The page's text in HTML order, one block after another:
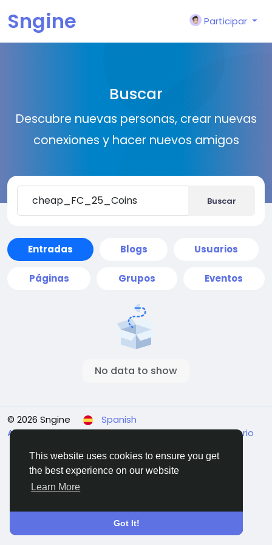
This website uses cookies to ensure you get
the best experience on our website
Learn More
Got It!
Sngine Participar
Buscar
Descubre nuevas personas, crear nuevas
conexiones y hacer nuevos amigos
Buscar
Entradas Blogs Usuarios
Páginas Grupos Eventos
No data to show
© 2026 Sngine
Spanish
About Términos Privacidad Contact Us Directorio